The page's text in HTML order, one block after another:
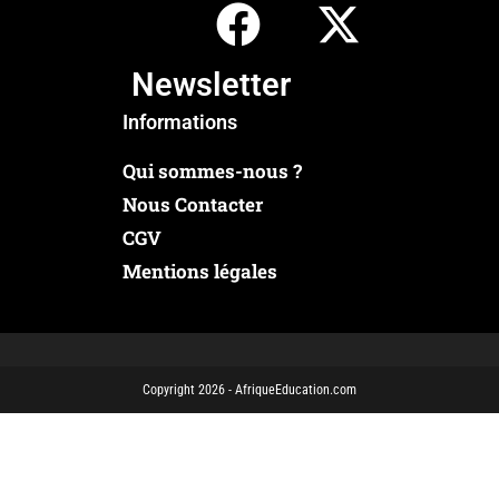
Newsletter
Informations
Qui sommes-nous ?
Nous Contacter
CGV
Mentions légales
Copyright 2026 - AfriqueEducation.com